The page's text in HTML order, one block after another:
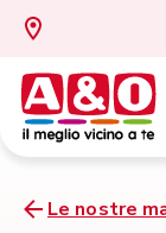
Le nostre